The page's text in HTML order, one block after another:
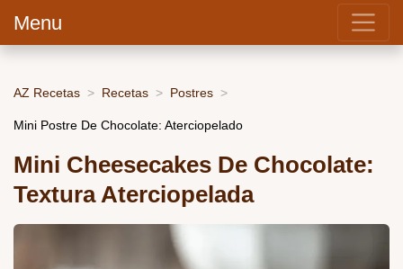
Menu
AZ Recetas Recetas Postres
Mini Postre De Chocolate: Aterciopelado
Mini Cheesecakes De Chocolate:
Textura Aterciopelada